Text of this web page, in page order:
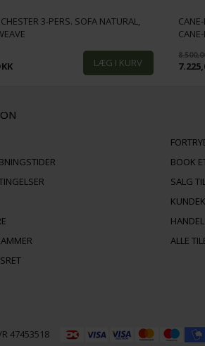
3-PERS. SOFA NATURAL,
BOOK
SALG
ALLE
47453518